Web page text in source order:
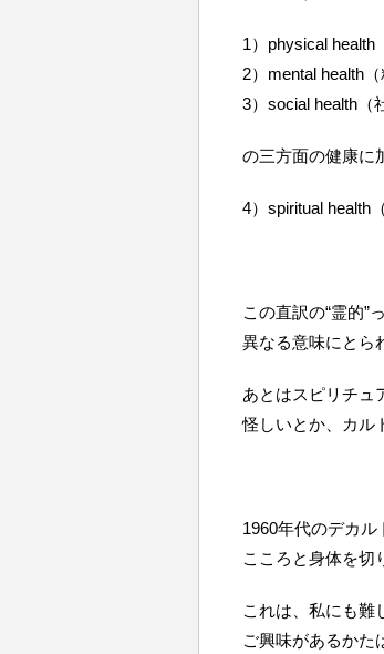
1）physical health
2）mental health（
3）social health（
の三方面の健康に
4）spiritual health
この直訳の“霊的”
異なる意味にとら
あとはスピリチュ
怪しいとか、カル
1960年代のデカル
こころと身体を切
これは、私にも難
ご興味があるかた